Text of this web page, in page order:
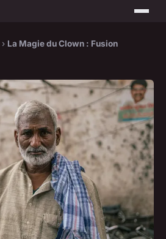
› La Magie du Clown : Fusion